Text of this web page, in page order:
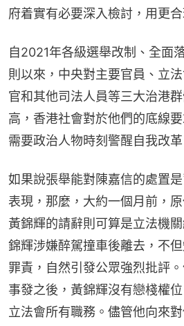
府着實有必要深入檢討，用更
自2021年各級選舉改制、全面
則以來，中央對主要官員、立
官和其他司法人員等三大治港
高，香港社會對於他們的底線
需要政治人物時刻警醒自我改革
如果說張舉能對陳嘉信的處置
表現，那麼，大約一個月前，
黃錦輝的請辭則可算是立法機
錦輝涉嫌醉駕撞車後離去，不
罪責，自然引發公眾強烈批評
事發之後，黃錦輝沒有戀棧權
立法會所有職務。儘管他向來